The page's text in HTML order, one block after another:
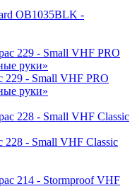
OB1035BLK -
229 - Small VHF PRO
руки»
- Small VHF Classic